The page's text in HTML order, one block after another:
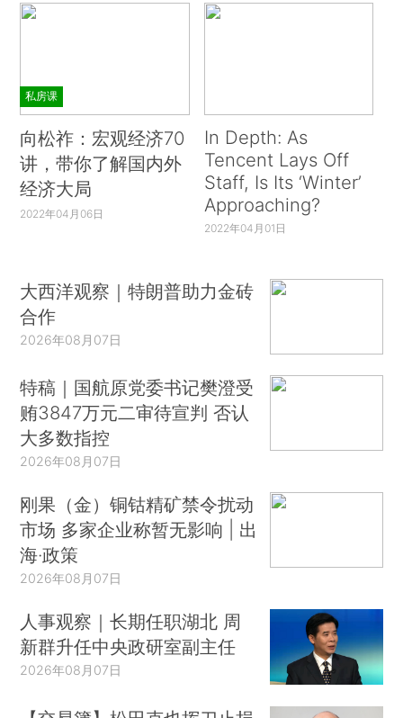
私房课
向松祚：宏观经济70
讲，带你了解国内外
经济大局
2022年04月06日
In Depth: As
Tencent Lays Off
Staff, Is Its ‘Winter’
Approaching?
2022年04月01日
大西洋观察｜特朗普助力金砖
合作
2026年08月07日
特稿｜国航原党委书记樊澄受
贿3847万元二审待宣判 否认
大多数指控
2026年08月07日
刚果（金）铜钴精矿禁令扰动
市场 多家企业称暂无影响 | 出
海·政策
2026年08月07日
人事观察｜长期任职湖北 周
新群升任中央政研室副主任
2026年08月07日